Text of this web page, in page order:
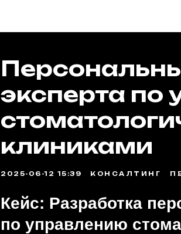
эксперта по
клиниками
2025-06-12 15:39 КОНСАЛТИНГ
Кейс: Разработка
по управлению